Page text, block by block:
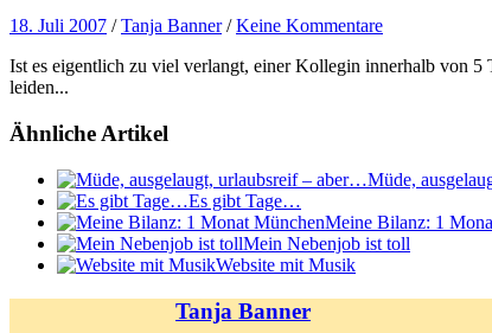
18. Juli 2007 /Tanja Banner /Keine Kommentare
Ist es eigentlich zu viel verlangt, einer Kollegin innerhalb von
leiden...
Ähnliche Artikel
Müde,
Es gibt Tage…
Meine Bilanz: 1
Mein Nebenjob ist toll
Website mit Musik
Tanja Banner